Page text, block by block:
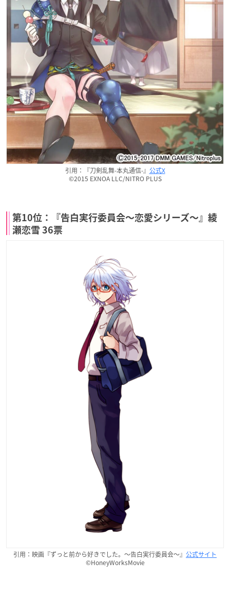
引用：『刀剣乱舞-本丸通信-』 公式X
©2015 EXNOA LLC/NITRO PLUS
第10位：『告白実行委員会〜恋愛シリーズ〜』綾
瀬恋雪 36票
引用：映画『ずっと前から好きでした。～告白実行委員会～』 公式サイト
©HoneyWorksMovie